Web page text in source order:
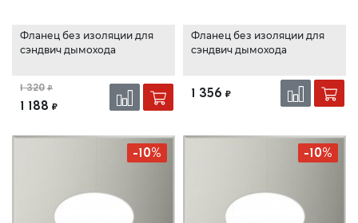
Фланец без изоляции для
сэндвич дымохода
1 320 ₽
1 188 ₽
Фланец без изоляции для
сэндвич дымохода
1 356 ₽
-10% -10%